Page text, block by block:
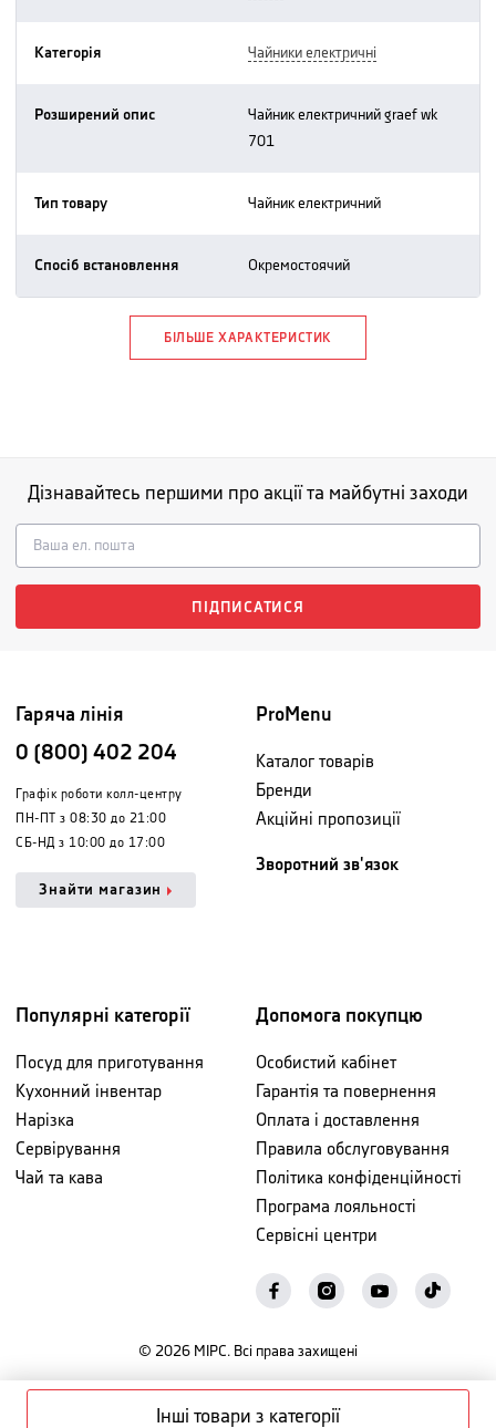
Інші товари з категорії
Категорія чайники електричні
Розширений опис
чайник електричний graef wk
701
Тип товару чайник електричний
Спосіб встановлення окремостоячий
БІЛЬШЕ ХАРАКТЕРИСТИК
Дізнавайтесь першими про акції та майбутні заходи
ПІДПИСАТИСЯ
Гаряча лінія
0 (800) 402 204
Графік роботи колл-центру
ПН-ПТ з 08:30 до 21:00
СБ-НД з 10:00 до 17:00
Знайти магазин
ProMenu
Каталог товарів
Бренди
Акційні пропозиції
Зворотний зв'язок
Популярні категорії
Посуд для приготування
Кухонний інвентар
Нарізка
Сервірування
Чай та кава
Допомога покупцю
Особистий кабінет
Гарантія та повернення
Оплата і доставлення
Правила обслуговування
Політика конфіденційності
Програма лояльності
Сервісні центри
© 2026 МІРС. Всі права захищені